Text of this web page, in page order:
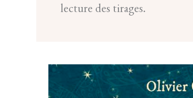
lecture des tirages.
LE
GRAND
AIDE-
MÉMOIRE
DU